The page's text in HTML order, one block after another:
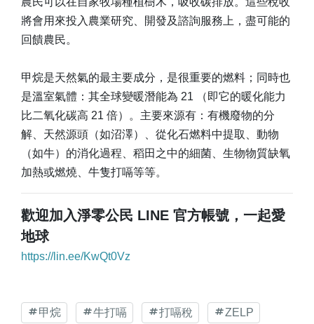
將會用來投入農業研究、開發及諮詢服務上，盡可能的
回饋農民。
甲烷是天然氣的最主要成分，是很重要的燃料；同時也
是溫室氣體：其全球變暖潛能為 21 （即它的暖化能力
比二氧化碳高 21 倍）。主要來源有：有機廢物的分
解、天然源頭（如沼澤）、從化石燃料中提取、動物
（如牛）的消化過程、稻田之中的細菌、生物物質缺氧
加熱或燃燒、牛隻打嗝等等。
歡迎加入淨零公民 LINE 官方帳號，一起愛
地球
https://lin.ee/KwQt0Vz
甲烷 牛打嗝 打嗝稅 ZELP